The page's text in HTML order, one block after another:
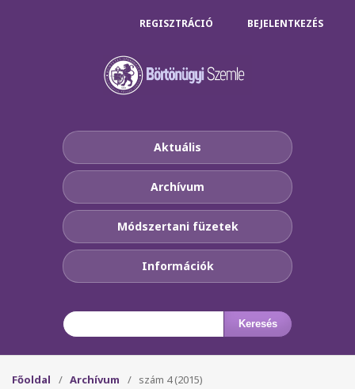
Aktuális
Archívum
Módszertani füzetek
Információk
Keresés
REGISZTRÁCIÓ BEJELENTKEZÉS
Főoldal / Archívum / szám 4 (2015)